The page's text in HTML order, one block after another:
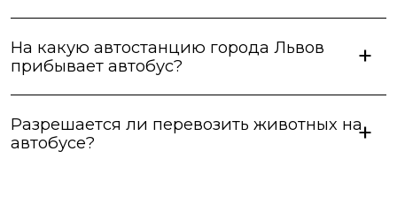
На какую автостанцию города Львов
прибывает автобус?
Разрешается ли перевозить животных на
автобусе?